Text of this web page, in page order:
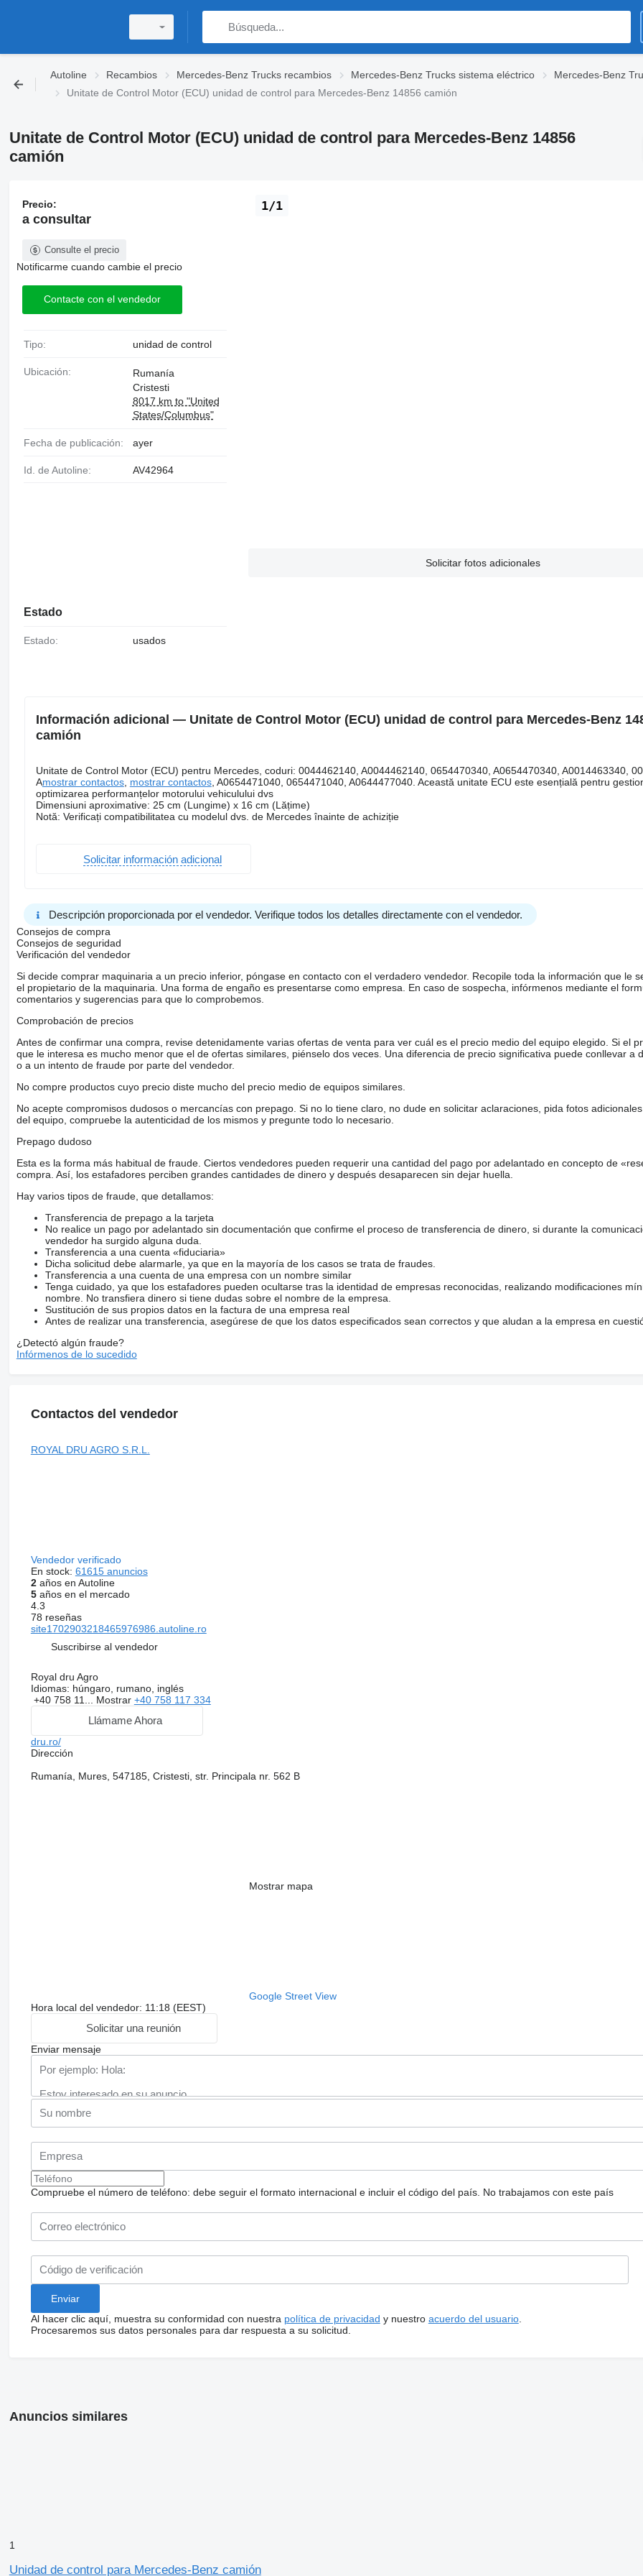
Autoline Recambios Mercedes-Benz Trucks recambios Mercedes-Benz Trucks sistema eléctrico
Mercedes-Benz
Unitate de Control Motor (ECU) unidad de control para Mercedes-Benz 14856 camión
Unitate de Control Motor (ECU) unidad de control para Mercedes-Benz 14856
camión
1/1
Solicitar fotos adicionales
Precio:
a consultar
Consulte el precio
Notificarme cuando cambie el precio
Contacte con el vendedor
Tipo: unidad de control
Ubicación:
Rumanía
Cristesti
8017 km to "United
States/Columbus"
Fecha de publicación: ayer
Id. de Autoline: AV42964
Estado
Estado: usados
Información adicional — Unitate de Control Motor (ECU) unidad de control para Mercedes-Benz
camión
Unitate de Control Motor (ECU) pentru Mercedes, coduri: 0044462140, A0044462140, 0654470340, A0654470340, A0014463340,
Amostrar contactos, mostrar contactos, A0654471040, 0654471040, A0644477040. Această unitate ECU este esențială pentru
optimizarea performanțelor motorului vehiculului dvs
Dimensiuni aproximative: 25 cm (Lungime) x 16 cm (Lățime)
Notă: Verificați compatibilitatea cu modelul dvs. de Mercedes înainte de achiziție
Solicitar información adicional
Descripción proporcionada por el vendedor. Verifique todos los detalles directamente con el vendedor.
Consejos de compra
Consejos de seguridad
Verificación del vendedor
Si decide comprar maquinaria a un precio inferior, póngase en contacto con el verdadero vendedor. Recopile toda la información que le
el propietario de la maquinaria. Una forma de engaño es presentarse como empresa. En caso de sospecha, infórmenos mediante el
comentarios y sugerencias para que lo comprobemos.
Comprobación de precios
Antes de confirmar una compra, revise detenidamente varias ofertas de venta para ver cuál es el precio medio del equipo elegido. Si el
que le interesa es mucho menor que el de ofertas similares, piénselo dos veces. Una diferencia de precio significativa puede conllevar a
o a un intento de fraude por parte del vendedor.
No compre productos cuyo precio diste mucho del precio medio de equipos similares.
No acepte compromisos dudosos o mercancías con prepago. Si no lo tiene claro, no dude en solicitar aclaraciones, pida fotos
del equipo, compruebe la autenticidad de los mismos y pregunte todo lo necesario.
Prepago dudoso
Esta es la forma más habitual de fraude. Ciertos vendedores pueden requerir una cantidad del pago por adelantado en concepto de
compra. Así, los estafadores perciben grandes cantidades de dinero y después desaparecen sin dejar huella.
Hay varios tipos de fraude, que detallamos:
Transferencia de prepago a la tarjeta
No realice un pago por adelantado sin documentación que confirme el proceso de transferencia de dinero, si durante la
vendedor ha surgido alguna duda.
Transferencia a una cuenta «fiduciaria»
Dicha solicitud debe alarmarle, ya que en la mayoría de los casos se trata de fraudes.
Transferencia a una cuenta de una empresa con un nombre similar
Tenga cuidado, ya que los estafadores pueden ocultarse tras la identidad de empresas reconocidas, realizando modificaciones
nombre. No transfiera dinero si tiene dudas sobre el nombre de la empresa.
Sustitución de sus propios datos en la factura de una empresa real
Antes de realizar una transferencia, asegúrese de que los datos especificados sean correctos y que aludan a la empresa en
¿Detectó algún fraude?
Infórmenos de lo sucedido
Contactos del vendedor
ROYAL DRU AGRO S.R.L.
Vendedor verificado
En stock: 61615 anuncios
2años en Autoline
5años en el mercado
4.3
78 reseñas
site1702903218465976986.autoline.ro
Suscribirse al vendedor
Royal dru Agro
Idiomas: húngaro, rumano, inglés
+40 758 11... Mostrar +40 758 117 334
Llámame Ahora
dru.ro/
Dirección
Rumanía, Mures, 547185, Cristesti, str. Principala nr. 562 B
Mostrar mapa
Google Street View
Hora local del vendedor: 11:18 (EEST)
Solicitar una reunión
Enviar mensaje
Compruebe el número de teléfono: debe seguir el formato internacional e incluir el código del país. No trabajamos con este país
Al hacer clic aquí, muestra su conformidad con nuestra política de privacidad y nuestro acuerdo del usuario.
Procesaremos sus datos personales para dar respuesta a su solicitud.
Anuncios similares
1
Unidad de control para Mercedes-Benz camión